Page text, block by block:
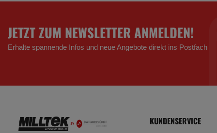
JETZT ZUM NEWSLETTER ANMELDEN!
Erhalte spannende Infos und neue Angebote direkt ins Postfach
KUNDENSERVICE